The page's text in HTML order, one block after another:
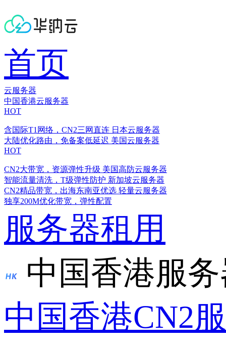
首页
云服务器
中国香港云服务器
HOT
含国际T1网络，CN2三网直连 日本云服务器
大陆优化路由，免备案低延迟 美国云服务器
HOT
CN2大带宽，资源弹性升级 美国高防云服务器
智能流量清洗，T级弹性防护 新加坡云服务器
CN2精品带宽，出海东南亚优选 轻量云服务器
独享200M优化带宽，弹性配置
服务器租用
中国香港服
中国香港CN2